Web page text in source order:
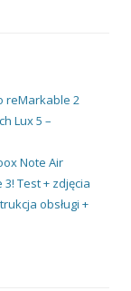
reMarkable 2
Lux 5 –
Note Air
Test + zdjęcia
obsługi +